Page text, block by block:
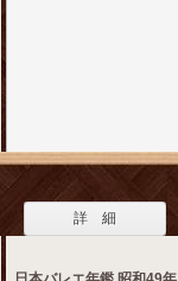
詳 細